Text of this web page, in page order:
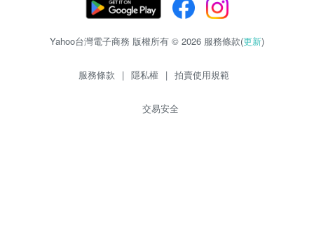
Yahoo台灣電子商務 版權所有 © 2026 服務條款(更新)
服務條款 | 隱私權 | 拍賣使用規範
交易安全